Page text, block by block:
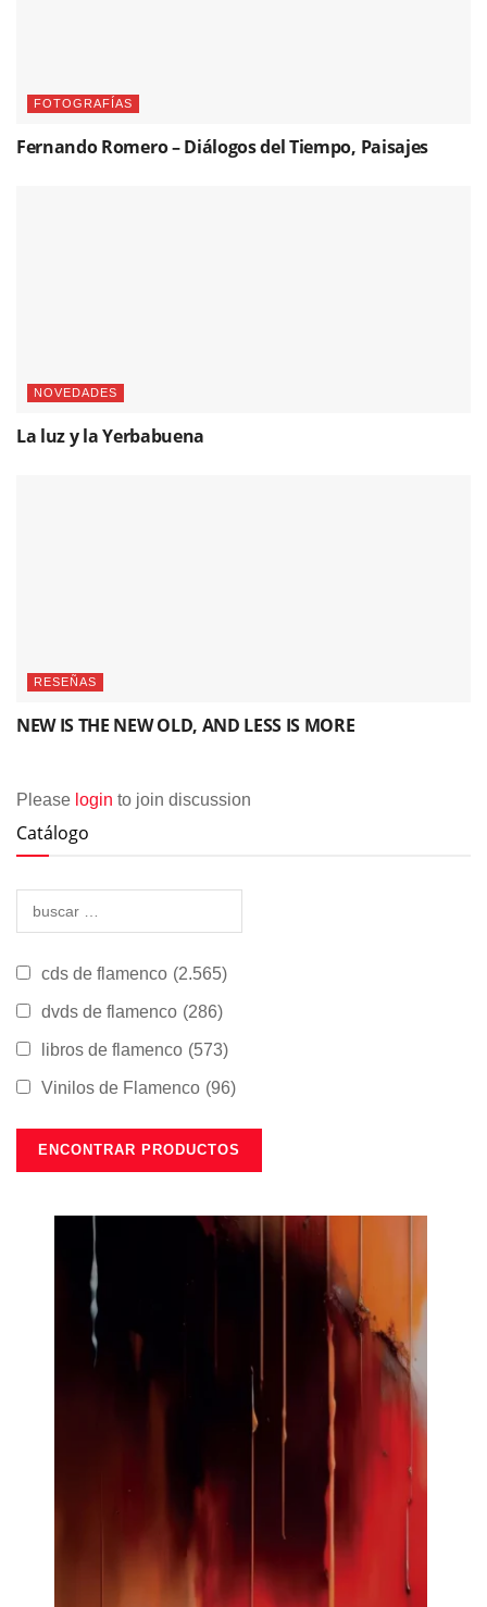
FOTOGRAFÍAS
Fernando Romero – Diálogos del Tiempo, Paisajes
NOVEDADES
La luz y la Yerbabuena
RESEÑAS
NEW IS THE NEW OLD, AND LESS IS MORE
Please login to join discussion
Catálogo
cds de flamenco (2.565)
dvds de flamenco (286)
libros de flamenco (573)
Vinilos de Flamenco (96)